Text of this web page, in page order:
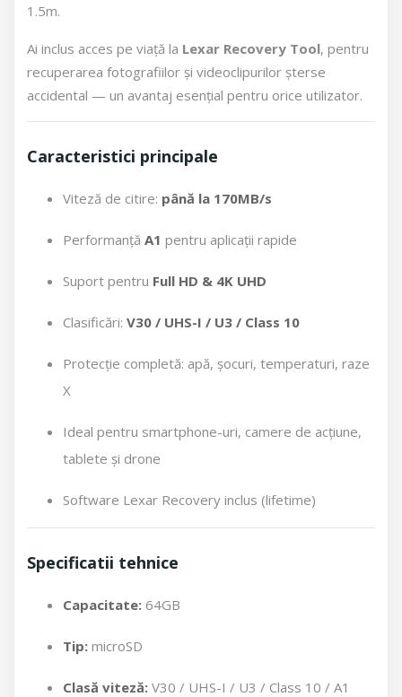
1.5m.
Ai inclus acces pe viață la Lexar Recovery Tool, pentru
recuperarea fotografiilor și videoclipurilor șterse
accidental — un avantaj esențial pentru orice utilizator.
Caracteristici principale
Viteză de citire: până la 170MB/s
Performanță A1 pentru aplicații rapide
Suport pentru Full HD & 4K UHD
Clasificări: V30 / UHS-I / U3 / Class 10
Protecție completă: apă, șocuri, temperaturi, raze
X
Ideal pentru smartphone-uri, camere de acțiune,
tablete și drone
Software Lexar Recovery inclus (lifetime)
Specificatii tehnice
Capacitate: 64GB
Tip: microSD
Clasă viteză: V30 / UHS-I / U3 / Class 10 / A1